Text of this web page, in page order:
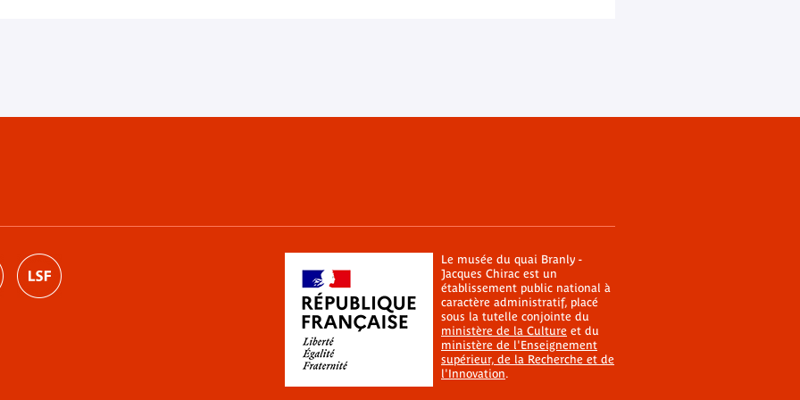
Le musée du quai Branly -
Jacques Chirac est un
établissement public national à
caractère administratif, placé
sous la tutelle conjointe du
ministère de la Culture et du
ministère de l'Enseignement
supérieur, de la Recherche et de
l'Innovation.